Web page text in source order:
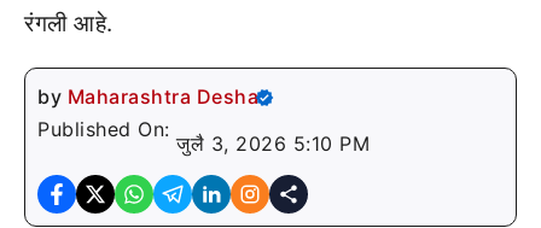
रंगली आहे.
by Maharashtra Desha
Published On:
जुलै 3, 2026 5:10 PM